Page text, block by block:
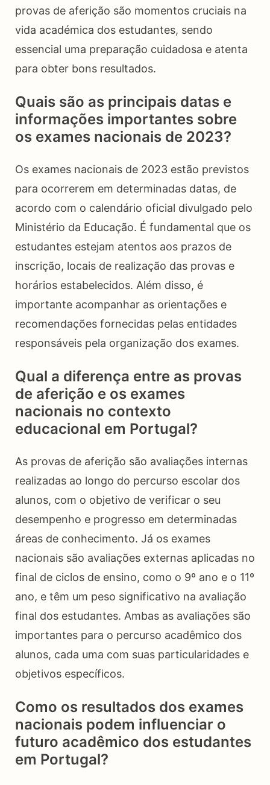
provas de aferição são momentos cruciais na
vida académica dos estudantes, sendo
essencial uma preparação cuidadosa e atenta
para obter bons resultados.
Quais são as principais datas e
informações importantes sobre
os exames nacionais de 2023?
Os exames nacionais de 2023 estão previstos
para ocorrerem em determinadas datas, de
acordo com o calendário oficial divulgado pelo
Ministério da Educação. É fundamental que os
estudantes estejam atentos aos prazos de
inscrição, locais de realização das provas e
horários estabelecidos. Além disso, é
importante acompanhar as orientações e
recomendações fornecidas pelas entidades
responsáveis pela organização dos exames.
Qual a diferença entre as provas
de aferição e os exames
nacionais no contexto
educacional em Portugal?
As provas de aferição são avaliações internas
realizadas ao longo do percurso escolar dos
alunos, com o objetivo de verificar o seu
desempenho e progresso em determinadas
áreas de conhecimento. Já os exames
nacionais são avaliações externas aplicadas no
final de ciclos de ensino, como o 9º ano e o 11º
ano, e têm um peso significativo na avaliação
final dos estudantes. Ambas as avaliações são
importantes para o percurso acadêmico dos
alunos, cada uma com suas particularidades e
objetivos específicos.
Como os resultados dos exames
nacionais podem influenciar o
futuro acadêmico dos estudantes
em Portugal?